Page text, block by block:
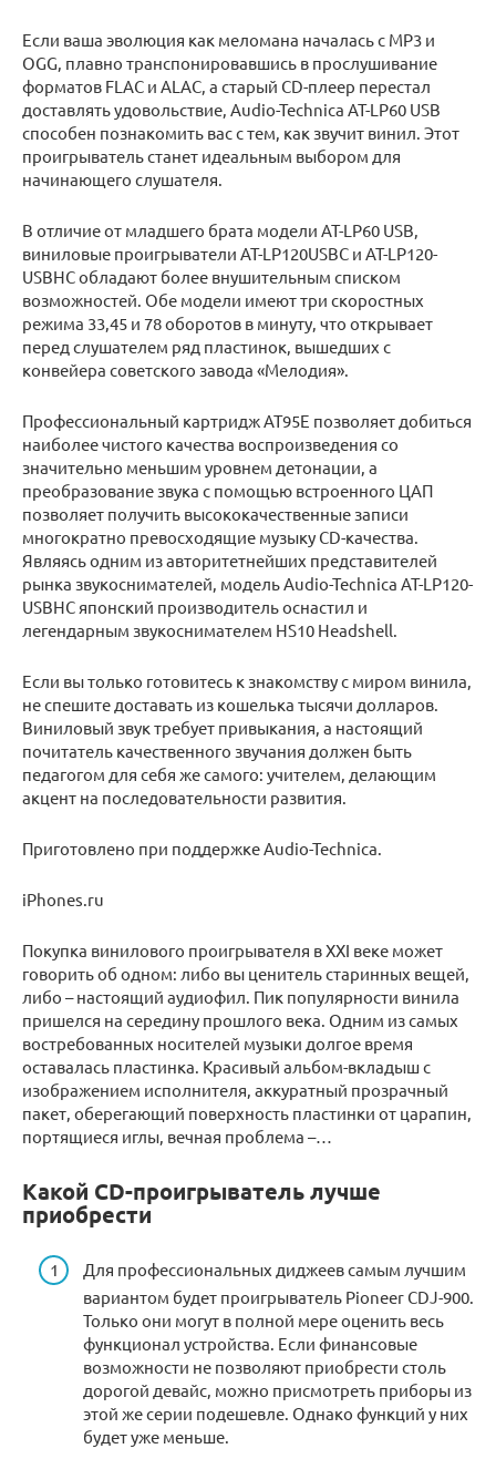
Если ваша эволюция как меломана началась с MP3 и
OGG, плавно транспонировавшись в прослушивание
форматов FLAC и ALAC, а старый CD-плеер перестал
доставлять удовольствие, Audio-Technica AT-LP60 USB
способен познакомить вас с тем, как звучит винил. Этот
проигрыватель станет идеальным выбором для
начинающего слушателя.
В отличие от младшего брата модели AT-LP60 USB,
виниловые проигрыватели AT-LP120USBC и AT-LP120-
USBHC обладают более внушительным списком
возможностей. Обе модели имеют три скоростных
режима 33,45 и 78 оборотов в минуту, что открывает
перед слушателем ряд пластинок, вышедших с
конвейера советского завода «Мелодия».
Профессиональный картридж AT95E позволяет добиться
наиболее чистого качества воспроизведения со
значительно меньшим уровнем детонации, а
преобразование звука с помощью встроенного ЦАП
позволяет получить высококачественные записи
многократно превосходящие музыку CD-качества.
Являясь одним из авторитетнейших представителей
рынка звукоснимателей, модель Audio-Technica AT-LP120-
USBHC японский производитель оснастил и
легендарным звукоснимателем HS10 Headshell.
Если вы только готовитесь к знакомству с миром винила,
не спешите доставать из кошелька тысячи долларов.
Виниловый звук требует привыкания, а настоящий
почитатель качественного звучания должен быть
педагогом для себя же самого: учителем, делающим
акцент на последовательности развития.
Приготовлено при поддержке Audio-Technica.
iPhones.ru
Покупка винилового проигрывателя в XXI веке может
говорить об одном: либо вы ценитель старинных вещей,
либо – настоящий аудиофил. Пик популярности винила
пришелся на середину прошлого века. Одним из самых
востребованных носителей музыки долгое время
оставалась пластинка. Красивый альбом-вкладыш с
изображением исполнителя, аккуратный прозрачный
пакет, оберегающий поверхность пластинки от царапин,
портящиеся иглы, вечная проблема –…
Какой CD-проигрыватель лучше
приобрести
Для профессиональных диджеев самым лучшим
вариантом будет проигрыватель Pioneer CDJ-900.
Только они могут в полной мере оценить весь
функционал устройства. Если финансовые
возможности не позволяют приобрести столь
дорогой девайс, можно присмотреть приборы из
этой же серии подешевле. Однако функций у них
будет уже меньше.